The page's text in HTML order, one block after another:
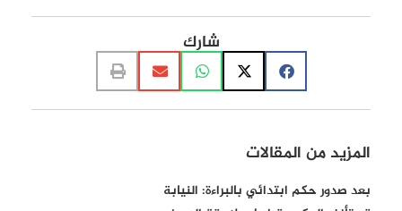
شارك
المزيد من المقالات
بعد صدور حكم ابتدائي بالبراءة: النيابة